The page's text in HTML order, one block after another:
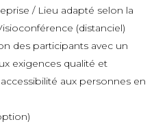
/ Lieu adapté selon la
(distanciel)
des participants avec un
exigences qualité et
aux personnes en